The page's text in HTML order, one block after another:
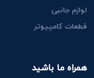
همراه ما باشید
لوازم جانبی
قطعات کامپیوتر